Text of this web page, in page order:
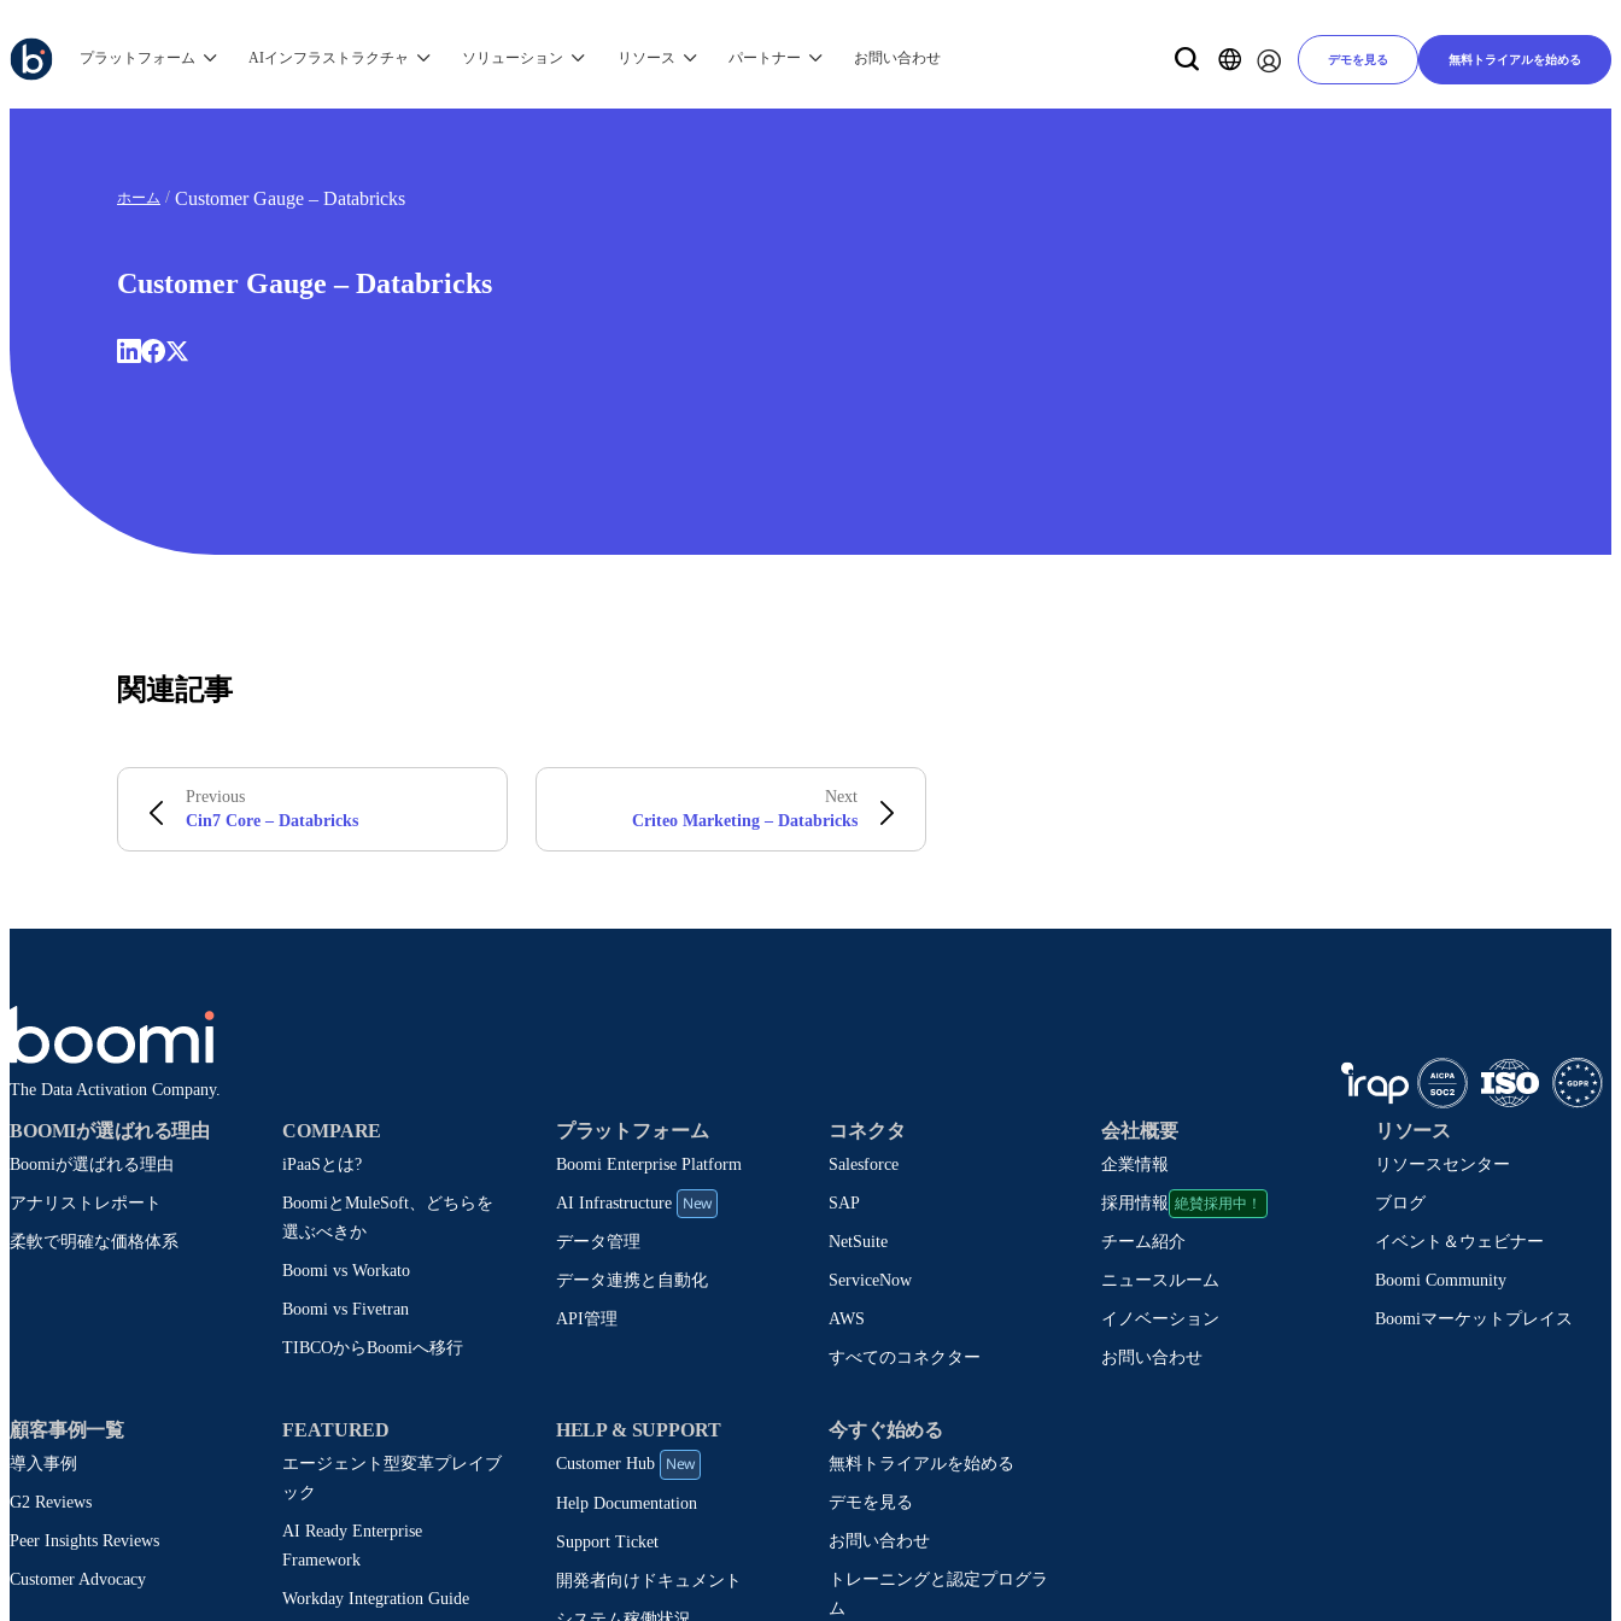
プラットフォーム AIインフラストラクチャ ソリューション リソース パートナー お問い合わせ デモを見る 無料トライアルを始める
ホーム Customer Gauge – Databricks
Customer Gauge – Databricks
関連記事
Previous
Cin7 Core – Databricks
Next
Criteo Marketing – Databricks
The Data Activation Company.
BOOMIが選ばれる理由
Boomiが選ばれる理由
アナリストレポート
柔軟で明確な価格体系
COMPARE
iPaaSとは?
BoomiとMuleSoft、どちらを
選ぶべきか
Boomi vs Workato
Boomi vs Fivetran
TIBCOからBoomiへ移行
プラットフォーム
Boomi Enterprise Platform
AI Infrastructure New
データ管理
データ連携と自動化
API管理
コネクタ
Salesforce
SAP
NetSuite
ServiceNow
AWS
すべてのコネクター
会社概要
企業情報
採用情報 絶賛採用中！
チーム紹介
ニュースルーム
イノベーション
お問い合わせ
リソース
リソースセンター
ブログ
イベント＆ウェビナー
Boomi Community
Boomiマーケットプレイス
顧客事例一覧
導入事例
G2 Reviews
Peer Insights Reviews
Customer Advocacy
FEATURED
エージェント型変革プレイブ
ック
AI Ready Enterprise
Framework
Workday Integration Guide
HELP & SUPPORT
Customer Hub New
Help Documentation
Support Ticket
開発者向けドキュメント
今すぐ始める
無料トライアルを始める
デモを見る
お問い合わせ
トレーニングと認定プログラ
ム